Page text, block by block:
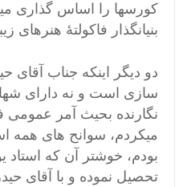
کورسها را اساس گذاری
بنیانگذار فاکولتۀ هنرهای
دو دیگر اینکه جناب آقای
سازی است و نه دارای
نگارنده بحیث آمر عمومی
میکردم، سوانح های همه
بودم، خوشتر آن که استاد
تحصیل نموده و با آقای